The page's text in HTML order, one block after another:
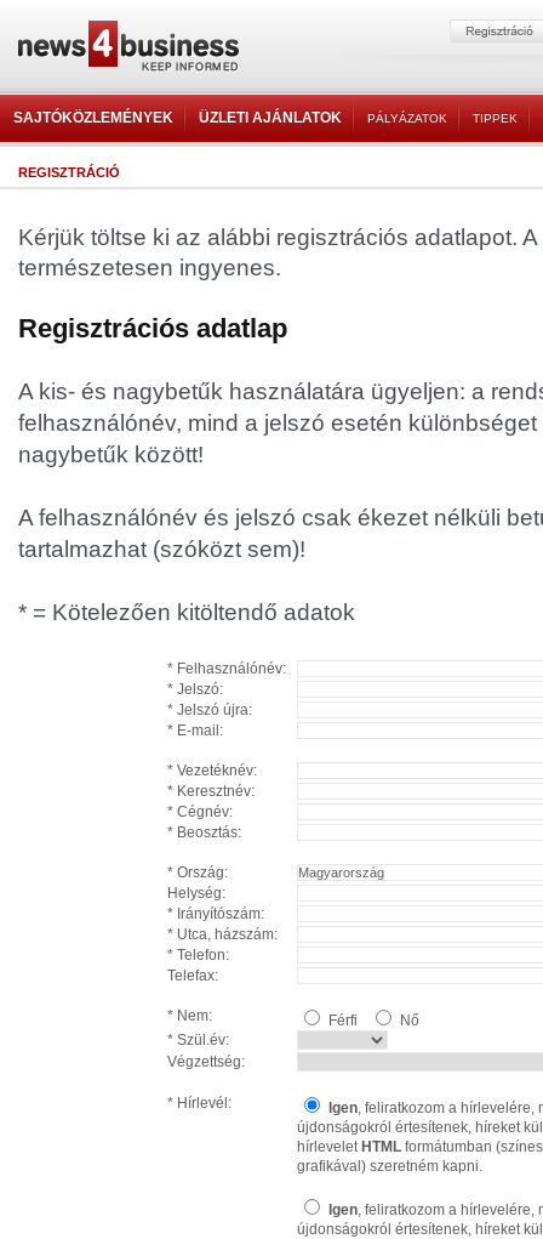
SAJTÓKÖZLEMÉNYEK ÜZLETI AJÁNLATOK PÁLYÁZATOK TIPPEK
REGISZTRÁCIÓ
Kérjük töltse ki az alábbi regisztrációs adatlapot.
természetesen ingyenes.
Regisztrációs adatlap
A kis- és nagybetűk használatára ügyeljen: a
felhasználónév, mind a jelszó esetén
nagybetűk között!
A felhasználónév és jelszó csak ékezet nélküli
tartalmazhat (szóközt sem)!
* = Kötelezően kitöltendő adatok
* Felhasználónév:
* Jelszó:
* Jelszó újra:
* E-mail:
* Vezetéknév:
* Keresztnév:
* Cégnév:
* Beosztás:
* Ország:
Helység:
* Irányítószám:
* Utca, házszám:
* Telefon:
Telefax:
* Nem: Férfi
Nő
* Szül.év:
Végzettség:
* Hírlevél: Igen, feliratkozom a hírlevelére,
újdonságokról értesítenek, híreket
hírlevelet HTML formátumban
grafikával) szeretném kapni.
Igen, feliratkozom a hírlevelére,
újdonságokról értesítenek, híreket